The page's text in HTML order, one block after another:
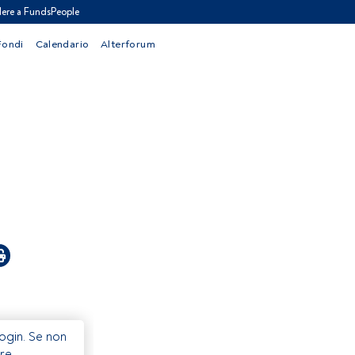
a FundsPeople
Calendario Alterforum
Se non